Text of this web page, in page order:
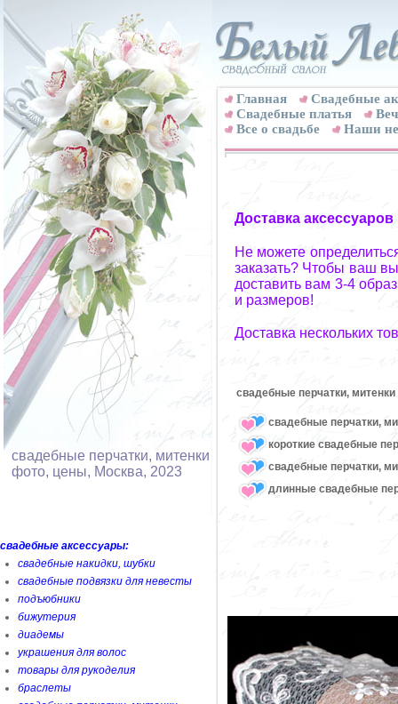
свадебные перчатки, митенки
фото, цены, Москва, 2023
свадебные аксессуары:
свадебные накидки, шубки
свадебные подвязки для невесты
подъюбники
бижутерия
диадемы
украшения для волос
товары для рукоделия
браслеты
Главная
Свадебные
Cвадебные платья
Все о свадьбе
Наши
Доставка
Не можете
заказать? Чтобы ваш
доставить вам 3-4
и размеров!
Доставка нескольких
свадебные перчатки, митенки
свадебные перчатки,
короткие свадебные
свадебные перчатки,
длинные свадебные